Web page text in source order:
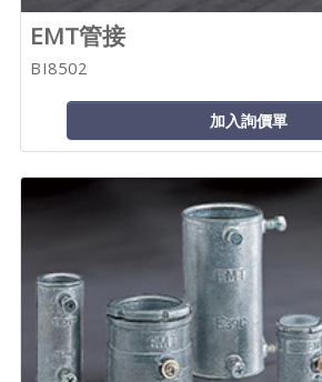
EMT管接
BI8502
加入詢價單